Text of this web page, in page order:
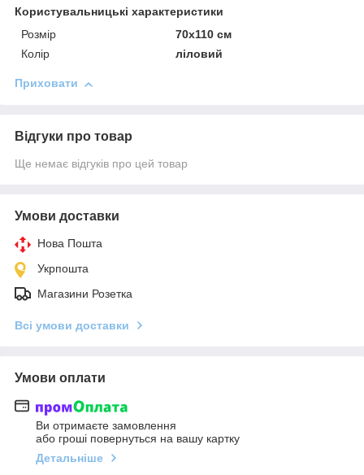
Користувальницькі характеристики
Розмір
70x110 см
Колір
ліловий
Приховати
Відгуки про товар
Ще немає відгуків про цей товар
Умови доставки
Нова Пошта
Укрпошта
Магазини Розетка
Всі умови доставки
Умови оплати
Ви отримаєте замовлення
або гроші повернуться на вашу картку
Детальніше